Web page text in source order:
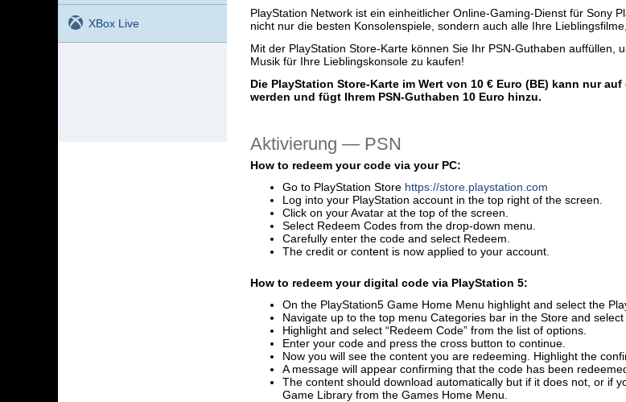
XBox Live
PlayStation Network ist ein einheitlicher Online-Gaming-Dienst für Sony
nicht nur die besten Konsolenspiele, sondern auch alle Ihre
Mit der PlayStation Store-Karte können Sie Ihr PSN-Guthaben
Musik für Ihre Lieblingskonsole zu kaufen!
Die PlayStation Store-Karte im Wert von 10 € Euro (BE) kann nur
werden und fügt Ihrem PSN-Guthaben 10 Euro hinzu.
Aktivierung — PSN
How to redeem your code via your PC:
Go to PlayStation Store https://store.playstation.com
Log into your PlayStation account in the top right of the screen.
Click on your Avatar at the top of the screen.
Select Redeem Codes from the drop-down menu.
Carefully enter the code and select Redeem.
The credit or content is now applied to your account.
How to redeem your digital code via PlayStation 5:
On the PlayStation5 Game Home Menu highlight and select the
Navigate up to the top menu Categories bar in the Store and
Highlight and select “Redeem Code” from the list of options.
Enter your code and press the cross button to continue.
Now you will see the content you are redeeming. Highlight the
A message will appear confirming that the code has been
The content should download automatically but if it does not, or if
Game Library from the Games Home Menu.